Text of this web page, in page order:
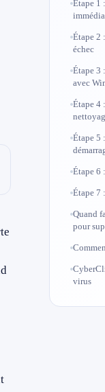
Étape 1
Étape 2
échec
Étape 3
avec
Étape 4
Étape 5
Étape 6
Étape 7
Quand
pour
virus